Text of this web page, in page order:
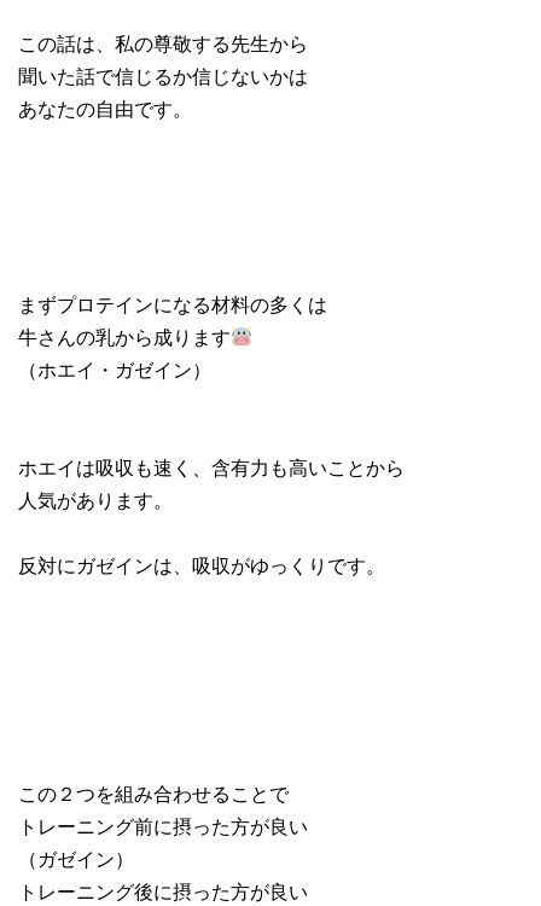
この話は、私の尊敬する先生から
聞いた話で信じるか信じないかは
あなたの自由です。
まずプロテインになる材料の多くは
牛さんの乳から成ります
（ホエイ・ガゼイン）
ホエイは吸収も速く、含有力も高いことから
人気があります。
反対にガゼインは、吸収がゆっくりです。
この２つを組み合わせることで
トレーニング前に摂った方が良い
（ガゼイン）
トレーニング後に摂った方が良い